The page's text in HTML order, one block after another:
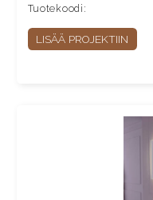
Tuotekoodi:
LISÄÄ PROJEKTIIN